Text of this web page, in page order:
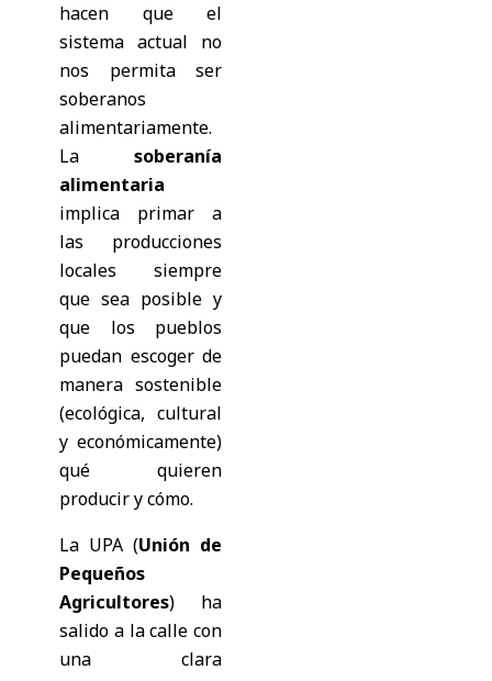
hacen que el
sistema actual no
nos permita ser
soberanos
alimentariamente.
Lasoberanía
alimentaria
implica primar a
las producciones
locales siempre
que sea posible y
que los pueblos
puedan escoger de
manera sostenible
(ecológica, cultural
y económicamente)
qué quieren
producir y cómo.
La UPA (Unión de
Pequeños
Agricultores) ha
salido a la calle con
una clara